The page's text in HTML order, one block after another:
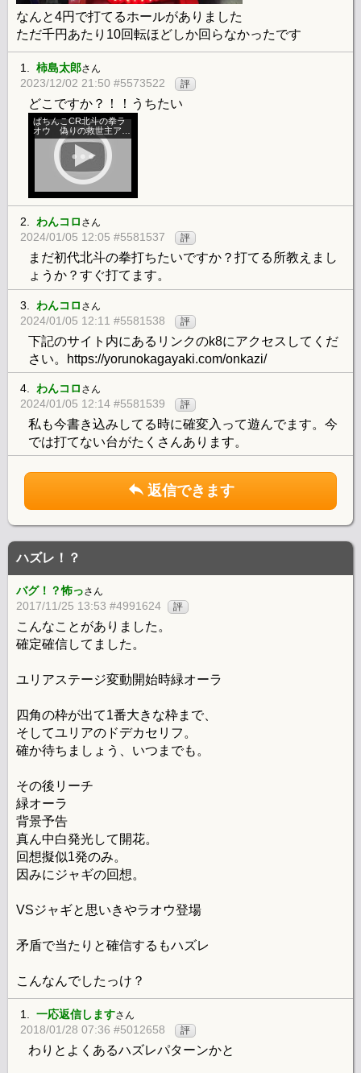
なんと4円で打てるホールがありました
ただ千円あたり10回転ほどしか回らなかったです
1. 柿島太郎さん
2023/12/02 21:50 #5573522 評
どこですか？！！うちたい
ぱちんこCR北斗の拳ラ
オウ 偽りの救世主アミ
バリーチ
2. わんコロ さん
2024/01/05 12:05 #5581537 評
まだ初代北斗の拳打ちたいですか？打てる所教えまし
ょうか？すぐ打てます。
3. わんコロ さん
2024/01/05 12:11 #5581538 評
下記のサイト内にあるリンクのk8にアクセスしてくだ
さい。https://yorunokagayaki.com/onkazi/
4. わんコロ さん
2024/01/05 12:14 #5581539 評
私も今書き込みしてる時に確変入って遊んでます。今
では打てない台がたくさんあります。
返信できます
ハズレ！？
バグ！？怖っさん
2017/11/25 13:53 #4991624 評
こんなことがありました。
確定確信してました。
ユリアステージ変動開始時緑オーラ
四角の枠が出て1番大きな枠まで、
そしてユリアのドデカセリフ。
確か待ちましょう、いつまでも。
その後リーチ
緑オーラ
背景予告
真ん中白発光して開花。
回想擬似1発のみ。
因みにジャギの回想。
VSジャギと思いきやラオウ登場
矛盾で当たりと確信するもハズレ
こんなんでしたっけ？
1. 一応返信しますさん
2018/01/28 07:36 #5012658 評
わりとよくあるハズレパターンかと